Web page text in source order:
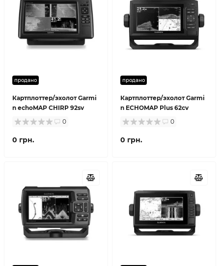
продано
Картплоттер/эхолот Garmi
n echoMAP CHIRP 92sv
0
0 грн.
продано
Картплоттер/эхолот Garmi
n ECHOMAP Plus 62cv
0
0 грн.